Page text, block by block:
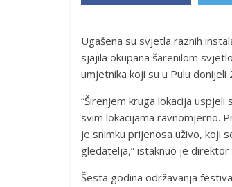
Ugašena su svjetla raznih
sjajila okupana šarenilom
umjetnika koji su u Pulu
“Širenjem kruga lokacija
svim lokacijama ravnomjerno.
je snimku prijenosa uživo, koji
gledatelja,” istaknuo je
Šesta godina održavanja